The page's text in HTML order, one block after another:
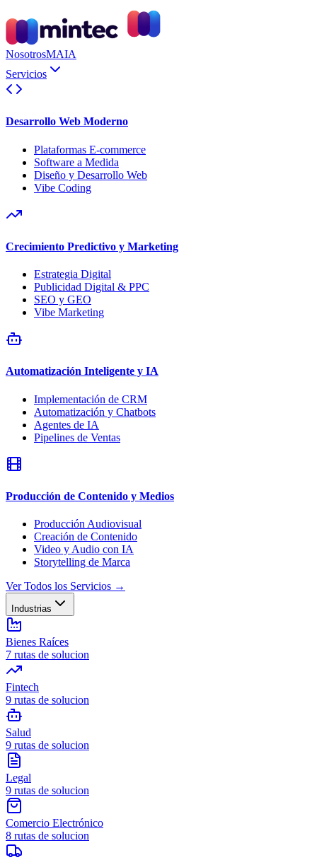
NosotrosMAIA
Servicios
Desarrollo Web Moderno
Plataformas E-commerce
Software a Medida
Diseño y Desarrollo Web
Vibe Coding
Crecimiento Predictivo y Marketing
Estrategia Digital
Publicidad Digital & PPC
SEO y GEO
Vibe Marketing
Automatización Inteligente y IA
Implementación de CRM
Automatización y Chatbots
Agentes de IA
Pipelines de Ventas
Producción de Contenido y Medios
Producción Audiovisual
Creación de Contenido
Video y Audio con IA
Storytelling de Marca
Ver Todos los Servicios →
Industrias
Bienes Raíces
7 rutas de solucion
Fintech
9 rutas de solucion
Salud
9 rutas de solucion
Legal
9 rutas de solucion
Comercio Electrónico
8 rutas de solucion